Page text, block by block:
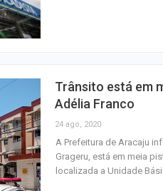
Trânsito está em
Adélia Franco
24 ago, 2020
A Prefeitura de Aracaju
Grageru, está em meia
localizada a Unidade